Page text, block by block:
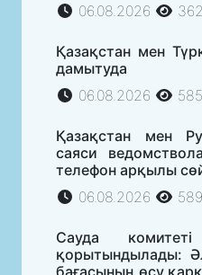
06.08.2026
362
Қазақстан мен
дамытуда
06.08.2026
585
Қазақстан мен
саяси
телефон арқылы
06.08.2026
589
Сауда
қорытындылады:
бағасының өсу